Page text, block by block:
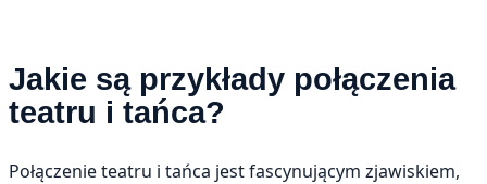
Jakie są przykłady połączenia
teatru i tańca?
Połączenie teatru i tańca jest fascynującym zjawiskiem,